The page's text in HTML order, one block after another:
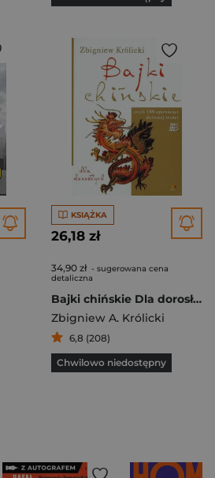
KSIĄŻKA
26,18 zł
34,90 zł - sugerowana cena
detaliczna
Bajki chińskie Dla dorosłych czyli 108 opowieści dziwnej treści
Zbigniew A. Królicki
6,8 (208)
Chwilowo niedostępny